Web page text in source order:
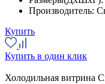
Производитель:
Купить
Купить в один клик
Холодильная витрина